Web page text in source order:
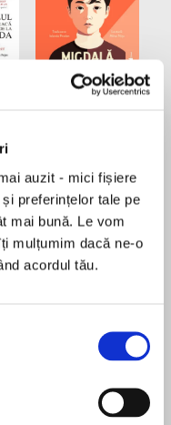
auzit - mici fișiere
preferințelor tale pe
mai bună. Le vom
mulțumim dacă ne-o
acordul tău.
Migdală
Sohn Won-pyung
Times
Stefan and
series. This
from the hit
starring Nina
recenzii